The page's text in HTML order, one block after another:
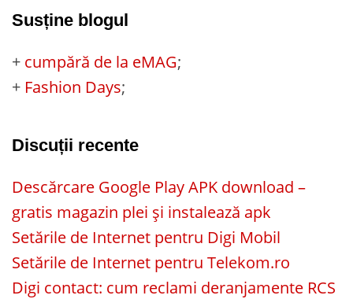
Susține blogul
+ cumpără de la eMAG;
+ Fashion Days;
Discuții recente
Descărcare Google Play APK download –
gratis magazin plei și instalează apk
Setările de Internet pentru Digi Mobil
Setările de Internet pentru Telekom.ro
Digi contact: cum reclami deranjamente RCS